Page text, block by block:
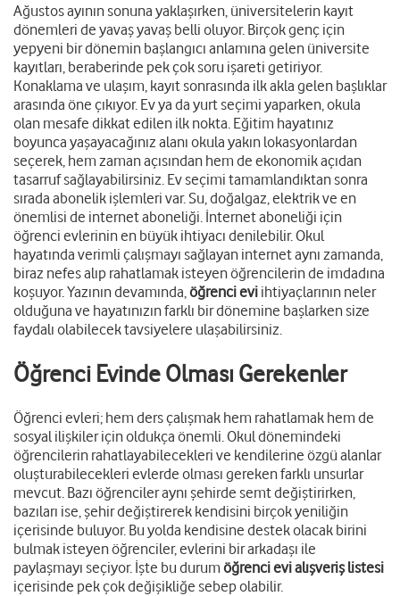
Ağustos ayının sonuna yaklaşırken, üniversitelerin kayıt
dönemleri de yavaş yavaş belli oluyor. Birçok genç için
yepyeni bir dönemin başlangıcı anlamına gelen üniversite
kayıtları, beraberinde pek çok soru işareti getiriyor.
Konaklama ve ulaşım, kayıt sonrasında ilk akla gelen başlıklar
arasında öne çıkıyor. Ev ya da yurt seçimi yaparken, okula
olan mesafe dikkat edilen ilk nokta. Eğitim hayatınız
boyunca yaşayacağınız alanı okula yakın lokasyonlardan
seçerek, hem zaman açısından hem de ekonomik açıdan
tasarruf sağlayabilirsiniz. Ev seçimi tamamlandıktan sonra
sırada abonelik işlemleri var. Su, doğalgaz, elektrik ve en
önemlisi de internet aboneliği. İnternet aboneliği için
öğrenci evlerinin en büyük ihtiyacı denilebilir. Okul
hayatında verimli çalışmayı sağlayan internet aynı zamanda,
biraz nefes alıp rahatlamak isteyen öğrencilerin de imdadına
koşuyor. Yazının devamında, öğrenci evi ihtiyaçlarının neler
olduğuna ve hayatınızın farklı bir dönemine başlarken size
faydalı olabilecek tavsiyelere ulaşabilirsiniz.
Öğrenci Evinde Olması Gerekenler
Öğrenci evleri; hem ders çalışmak hem rahatlamak hem de
sosyal ilişkiler için oldukça önemli. Okul dönemindeki
öğrencilerin rahatlayabilecekleri ve kendilerine özgü alanlar
oluşturabilecekleri evlerde olması gereken farklı unsurlar
mevcut. Bazı öğrenciler aynı şehirde semt değiştirirken,
bazıları ise, şehir değiştirerek kendisini birçok yeniliğin
içerisinde buluyor. Bu yolda kendisine destek olacak birini
bulmak isteyen öğrenciler, evlerini bir arkadaşı ile
paylaşmayı seçiyor. İşte bu durum öğrenci evi alışveriş listesi
içerisinde pek çok değişikliğe sebep olabilir.